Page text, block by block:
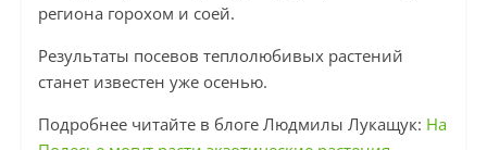
региона горохом и соей.
Результаты посевов теплолюбивых растений
станет известен уже осенью.
Подробнее читайте в блоге Людмилы Лукащук: На